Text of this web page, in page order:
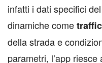
infatti i dati specifici
dinamiche come
della strada e
parametri, l’app riesce